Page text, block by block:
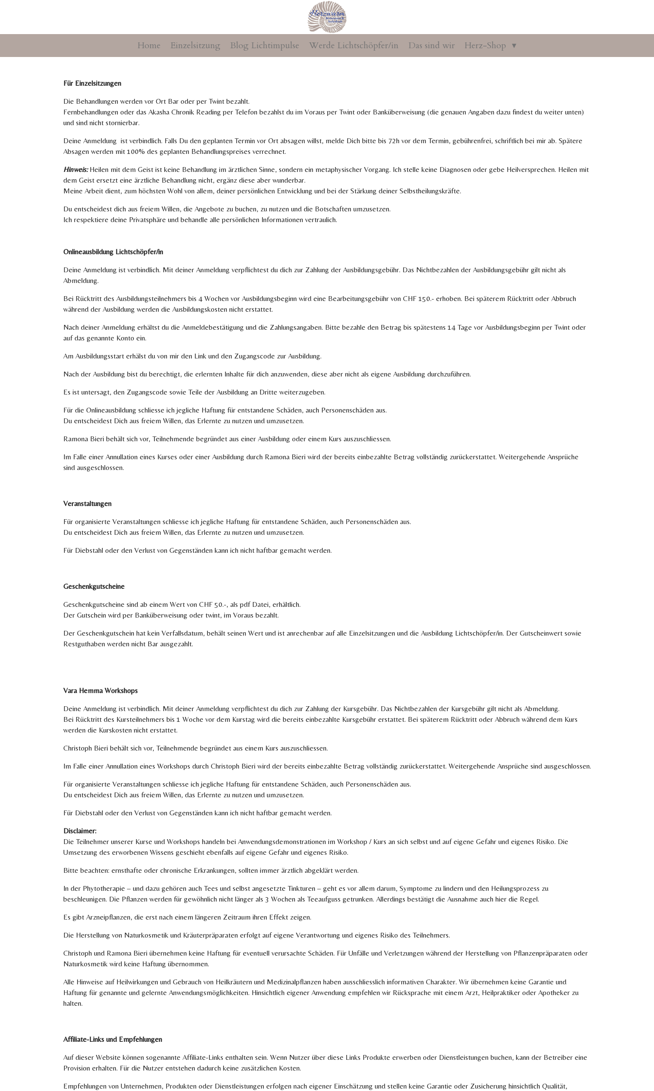
Home Einzelsitzung Blog Lichtimpulse Werde Lichtschöpfer/in Das sind wir Herz-Shop
Für Einzelsitzungen
Die Behandlungen werden vor Ort Bar oder per Twint bezahlt.
Fernbehandlungen oder das Akasha Chronik Reading per Telefon bezahlst duim Voraus per Twint oder Banküberweisung (die genauen Angaben dazu findest du weiter unten)
und sind nicht stornierbar.
Deine Anmeldung ist verbindlich. Falls Du den geplanten Termin vor Ort absagen willst, melde Dich bitte bis 72h vor dem Termin, gebührenfrei, schriftlich bei mir ab. Spätere
Absagen werden mit 100% des geplanten Behandlungspreises verrechnet.
Hinweis:Heilen mit dem Geist ist keine Behandlung im ärztlichen Sinne, sondern ein metaphysischer Vorgang. Ich stelle keine Diagnosen oder gebe Heilversprechen. Heilen mit
dem Geist ersetzt eine ärztliche Behandlung nicht, ergänz diese aber wunderbar.
Meine Arbeit dient, zum höchsten Wohl von allem, deiner persönlichen Entwicklung und bei der Stärkung deiner Selbstheilungskräfte.
Du entscheidest dich aus freiem Willen, die Angebote zu buchen, zu nutzen und die Botschaften umzusetzen.
Ich respektiere deine Privatsphäre und behandle alle persönlichen Informationen vertraulich.
Onlineausbildung Lichtschöpfer/in
Deine Anmeldung ist verbindlich. Mit deiner Anmeldung verpflichtest du dich zur Zahlung der Ausbildungsgebühr. Das Nichtbezahlen der Ausbildungsgebühr gilt nicht als
Abmeldung.
Bei Rücktritt des Ausbildungsteilnehmers bis 4 Wochen vor Ausbildungsbeginn wird eine Bearbeitungsgebühr von CHF 150.- erhoben. Bei späterem Rücktritt oder Abbruch
während der Ausbildung werden die Ausbildungskosten nicht erstattet.
Nach deiner Anmeldung erhältst du die Anmeldebestätigung und die Zahlungsangaben. Bitte bezahle den Betrag bis spätestens 14 Tage vorAusbildungsbeginn per Twint oder
auf das genannte Konto ein.
Am Ausbildungsstart erhälst du von mir den Link und den Zugangscode zur Ausbildung.
Nach der Ausbildung bist du berechtigt, die erlernten Inhalte für dich anzuwenden, diese aber nicht als eigene Ausbildung durchzuführen.
Es ist untersagt, den Zugangscode sowie Teile der Ausbildung an Dritte weiterzugeben.
Für die Onlineausbildung schliesse ich jegliche Haftung für entstandene Schäden, auch Personenschäden aus.
Du entscheidest Dich aus freiem Willen, das Erlernte zu nutzen und umzusetzen.
Ramona Bieri behält sich vor, Teilnehmende begründet aus einer Ausbildung oder einem Kurs auszuschliessen.
Im Falle einer Annullation eines Kurses oder einer Ausbildung durch Ramona Bieri wird der bereits einbezahlte Betrag vollständig zurückerstattet. Weitergehende Ansprüche
sind ausgeschlossen.
Veranstaltungen
Für organisierte Veranstaltungen schliesse ich jegliche Haftung für entstandene Schäden, auch Personenschäden aus.
Du entscheidest Dich aus freiem Willen, das Erlernte zu nutzen und umzusetzen.
Für Diebstahl oder den Verlust von Gegenständen kann ich nicht haftbar gemacht werden.
Geschenkgutscheine
Geschenkgutscheine sind ab einem Wert von CHF 50.-, als pdf Datei, erhältlich.
Der Gutschein wird per Banküberweisung oder twint, im Voraus bezahlt.
Der Geschenkgutschein hat kein Verfallsdatum, behält seinen Wert und ist anrechenbar auf alle Einzelsitzungen und die Ausbildung Lichtschöpfer/in. Der Gutscheinwert sowie
Restguthaben werden nicht Bar ausgezahlt.
Vara Hemma Workshops
Deine Anmeldung ist verbindlich. Mit deiner Anmeldung verpflichtest du dich zur Zahlung der Kursgebühr. Das Nichtbezahlen der Kursgebühr gilt nicht als Abmeldung.
Bei Rücktritt des Kursteilnehmers bis 1 Woche vor dem Kurstag wird die bereits einbezahlte Kursgebühr erstattet. Bei späterem Rücktritt oder Abbruch während dem Kurs
werden die Kurskosten nicht erstattet.
Christoph Bieri behält sich vor, Teilnehmende begründet aus einem Kurs auszuschliessen.
Im Falle einer Annullation eines Workshops durch Christoph Bieri wird der bereits einbezahlte Betrag vollständig zurückerstattet. Weitergehende Ansprüche sind ausgeschlossen.
Für organisierte Veranstaltungen schliesse ich jegliche Haftung für entstandene Schäden, auch Personenschäden aus.
Du entscheidest Dich aus freiem Willen, das Erlernte zu nutzen und umzusetzen.
Für Diebstahl oder den Verlust von Gegenständen kann ich nicht haftbar gemacht werden.
Disclaimer:
Die Teilnehmer unserer Kurse und Workshops handeln bei Anwendungsdemonstrationen im Workshop / Kurs an sich selbst und auf eigene Gefahr und eigenes Risiko. Die
Umsetzung des erworbenen Wissens geschieht ebenfalls auf eigene Gefahr und eigenes Risiko.
Bitte beachten: ernsthafte oder chronische Erkrankungen, sollten immer ärztlich abgeklärt werden.
In der Phytotherapie – und dazu gehören auch Tees und selbst angesetzte Tinkturen – geht es vor allem darum, Symptome zu lindern und den Heilungsprozess zu
beschleunigen. Die Pflanzen werden für gewöhnlich nicht länger als 3 Wochen als Teeaufguss getrunken. Allerdings bestätigt die Ausnahme auch hier die Regel.
Es gibt Arzneipflanzen, die erst nach einem längeren Zeitraum ihren Effekt zeigen.
Die Herstellung von Naturkosmetik und Kräuterpräparaten erfolgt auf eigene Verantwortung und eigenes Risiko des Teilnehmers.
Christoph und Ramona Bieri übernehmen keine Haftung für eventuell verursachte Schäden. Für Unfälle und Verletzungen während der Herstellung von Pflanzenpräparaten oder
Naturkosmetik wird keine Haftung übernommen.
Alle Hinweise auf Heilwirkungen und Gebrauch von Heilkräutern und Medizinalpflanzen haben ausschliesslich informativen Charakter. Wir übernehmen keine Garantie und
Haftung für genannte und gelernte Anwendungsmöglichkeiten. Hinsichtlich eigener Anwendung empfehlen wir Rücksprache mit einem Arzt, Heilpraktiker oder Apotheker zu
halten.
Affiliate-Links und Empfehlungen
Auf dieser Website können sogenannte Affiliate-Links enthalten sein. Wenn Nutzer über diese Links Produkte erwerben oder Dienstleistungen buchen, kann der Betreiber eine
Provision erhalten. Für die Nutzer entstehen dadurch keine zusätzlichen Kosten.
Empfehlungen von Unternehmen, Produkten oder Dienstleistungen erfolgen nach eigener Einschätzung und stellen keine Garantie oder Zusicherung hinsichtlich Qualität,